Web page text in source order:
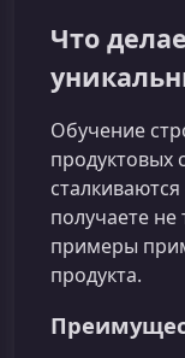
Что
Обучение
продуктовых
получаете
примеры
продукта.